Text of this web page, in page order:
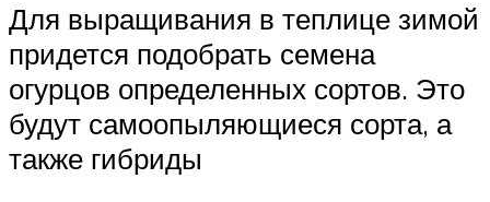
Для выращивания в теплице зимой
придется подобрать семена
огурцов определенных сортов. Это
будут самоопыляющиеся сорта, а
также гибриды